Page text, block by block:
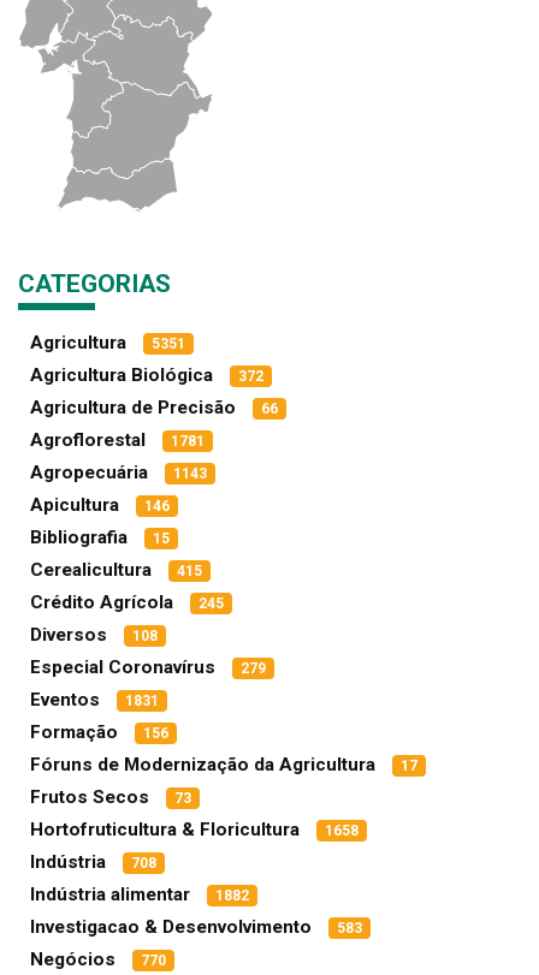
CATEGORIAS
Agricultura 5351
Agricultura Biológica 372
Agricultura de Precisão 66
Agroflorestal 1781
Agropecuária 1143
Apicultura 146
Bibliografia 15
Cerealicultura 415
Crédito Agrícola 245
Diversos 108
Especial Coronavírus 279
Eventos 1831
Formação 156
Fóruns de Modernização da Agricultura 17
Frutos Secos 73
Hortofruticultura & Floricultura 1658
Indústria 708
Indústria alimentar 1882
Investigacao & Desenvolvimento 583
Negócios 770